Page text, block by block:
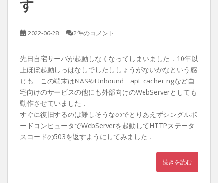
す
2022-06-28 2件のコメント
先日自宅サーバが起動しなくなってしまいました．10年以
上ほぼ起動しっぱなしでしたししょうがないかなという感
じも．この端末はNASやUnbound，apt-cacher-ngなど自
宅向けのサービスの他にも外部向けのWebServerとしても
動作させていました．
すぐに復旧するのは難しそうなのでとりあえずシングルボ
ードコンピュータでWebServerを起動してHTTPステータ
スコードの503を返すようにしてみました．
続きを読む